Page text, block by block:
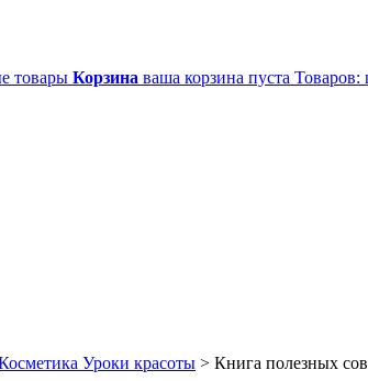
товары Корзина ваша корзина пуста Товаров:
Уроки красоты > Книга полезных